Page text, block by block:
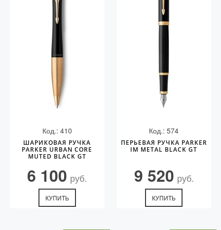
Код.: 410
ШАРИКОВАЯ РУЧКА
PARKER URBAN CORE
MUTED BLACK GT
6 100 руб.
КУПИТЬ
Код.: 574
ПЕРЬЕВАЯ РУЧКА PARKER
IM METAL BLACK GT
9 520 руб.
КУПИТЬ